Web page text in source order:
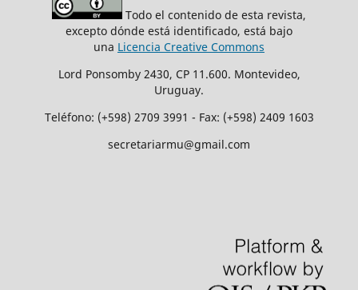
Todo el contenido de esta revista,
excepto dónde está identificado, está bajo
una Licencia Creative Commons
Lord Ponsomby 2430, CP 11.600. Montevideo,
Uruguay.
Teléfono: (+598) 2709 3991 - Fax: (+598) 2409 1603
secretariarmu@gmail.com